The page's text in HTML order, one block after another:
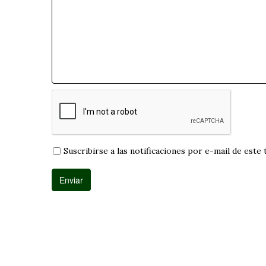
Suscribirse a las notificaciones por e-mail de este